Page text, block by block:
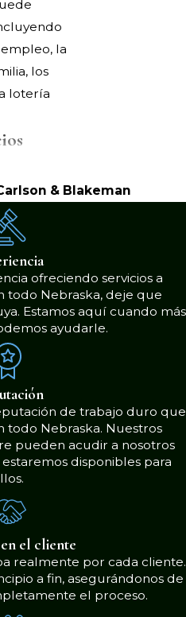
la
los
lotería
tiene
a
únicos,
las
una
que
no
o “green
& Blakeman
ofreciendo servicios a
todo Nebraska, deje que
Estamos aquí cuando más
ayudarle.
de trabajo duro que
todo Nebraska. Nuestros
pueden acudir a nosotros
disponibles para
el cliente
realmente por cada cliente.
a fin, asegurándonos de
el proceso.